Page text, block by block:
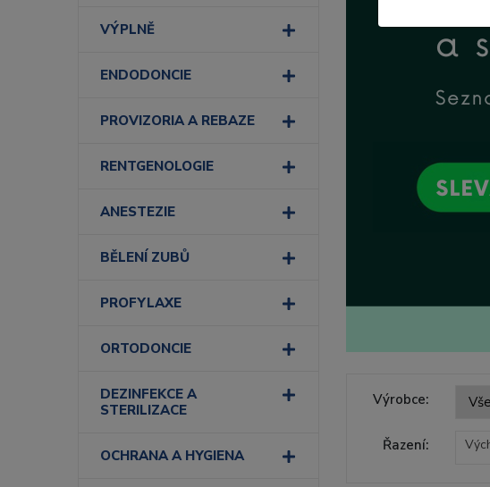
VÝPLNĚ
ENDODONCIE
PROVIZORIA A REBAZE
RENTGENOLOGIE
ANESTEZIE
BĚLENÍ ZUBŮ
PROFYLAXE
ORTODONCIE
DEZINFEKCE A
STERILIZACE
OCHRANA A HYGIENA
Výrobce:
Řazení: